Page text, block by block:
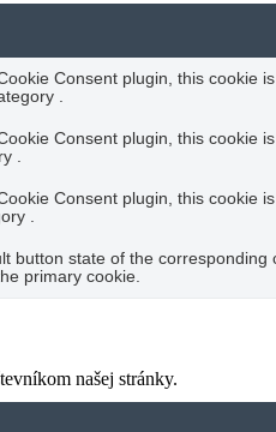
Consent plugin, this cookie
.
Consent plugin, this cookie
.
Consent plugin, this cookie
.
button state of the
primary cookie.
našej stránky.